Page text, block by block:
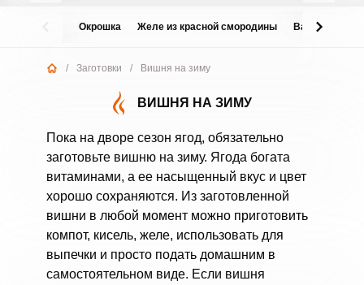
Окрошка Желе из красной смородины Варенье из
/ Заготовки / Вишня на зиму
ВИШНЯ НА ЗИМУ
Пока на дворе сезон ягод, обязательно
заготовьте вишню на зиму. Ягода богата
витаминами, а ее насыщенный вкус и цвет
хорошо сохраняются. Из заготовленной
вишни в любой момент можно приготовить
компот, кисель, желе, использовать для
выпечки и просто подать домашним в
самостоятельном виде. Если вишня